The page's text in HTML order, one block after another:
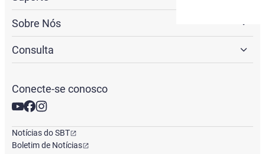
Sobre Nós
Consulta
Conecte-se conosco
Notícias do SBT
Boletim de Notícias